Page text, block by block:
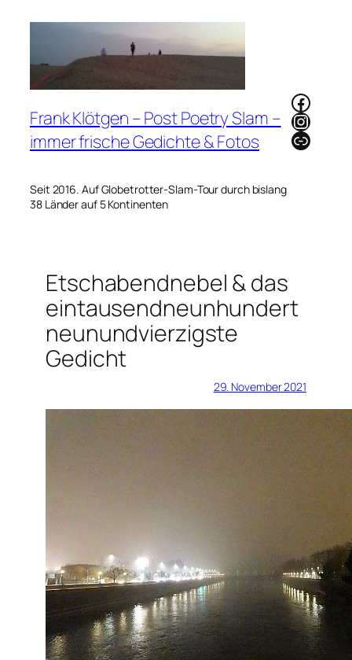
Frank Klötgen – Post Poetry Slam –
immer frische Gedichte & Fotos
Seit 2016. Auf Globetrotter-Slam-Tour durch bislang
38 Länder auf 5 Kontinenten
Link
Etschabendnebel & das
eintausendneunhundert
neunundvierzigste
Gedicht
29. November 2021